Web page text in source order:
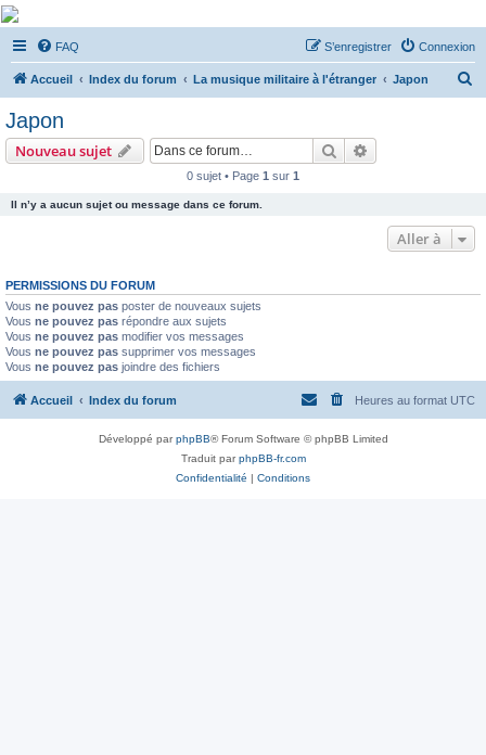
De Musicae Militari -
Forums
Forums de discussions
FAQ Connexion
S’enregistrer
Accueil Index du forum La musique militaire à l'étranger Japon
Japon
Nouveau sujet Rechercher
0 sujet • Page 1 sur 1
Il n’y a aucun sujet ou message dans ce forum.
Aller à
PERMISSIONS DU FORUM
Vous ne pouvez pas poster de nouveaux sujets
Vous ne pouvez pas répondre aux sujets
Vous ne pouvez pas modifier vos messages
Vous ne pouvez pas supprimer vos messages
Vous ne pouvez pas joindre des fichiers
Accueil Index du forum Heures au format UTC
Développé parphpBB® Forum Software © phpBB Limited
Traduit parphpBB-fr.com
Confidentialité | Conditions